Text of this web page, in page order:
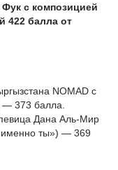
с композицией
422 балла от
NOMAD с
— 373 балла.
Дана Аль-Мир
именно ты») — 369